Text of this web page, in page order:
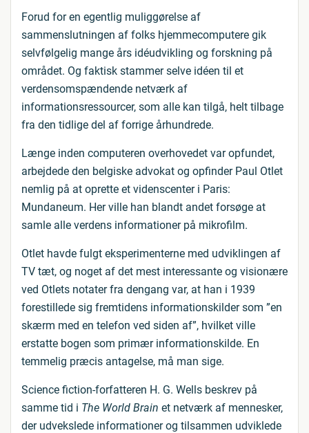
Forud for en egentlig muliggørelse af
sammenslutningen af folks hjemmecomputere gik
selvfølgelig mange års idéudvikling og forskning på
området. Og faktisk stammer selve idéen til et
verdensomspændende netværk af
informationsressourcer, som alle kan tilgå, helt tilbage
fra den tidlige del af forrige århundrede.
Længe inden computeren overhovedet var opfundet,
arbejdede den belgiske advokat og opfinder Paul Otlet
nemlig på at oprette et videnscenter i Paris:
Mundaneum. Her ville han blandt andet forsøge at
samle alle verdens informationer på mikrofilm.
Otlet havde fulgt eksperimenterne med udviklingen af
TV tæt, og noget af det mest interessante og visionære
ved Otlets notater fra dengang var, at han i 1939
forestillede sig fremtidens informationskilder som ”en
skærm med en telefon ved siden af”, hvilket ville
erstatte bogen som primær informationskilde. En
temmelig præcis antagelse, må man sige.
Science fiction-forfatteren H. G. Wells beskrev på
samme tid i The World Brain et netværk af mennesker,
der udvekslede informationer og tilsammen udviklede